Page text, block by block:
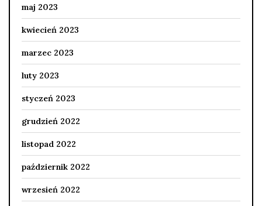
maj 2023
kwiecień 2023
marzec 2023
luty 2023
styczeń 2023
grudzień 2022
listopad 2022
październik 2022
wrzesień 2022